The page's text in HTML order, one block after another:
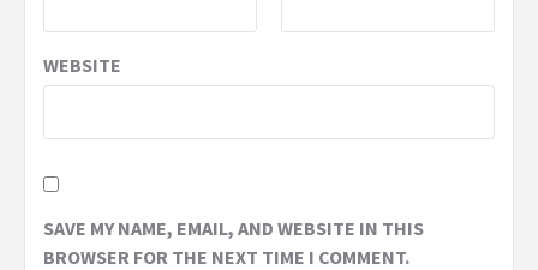
WEBSITE
SAVE MY NAME, EMAIL, AND WEBSITE IN THIS
BROWSER FOR THE NEXT TIME I COMMENT.